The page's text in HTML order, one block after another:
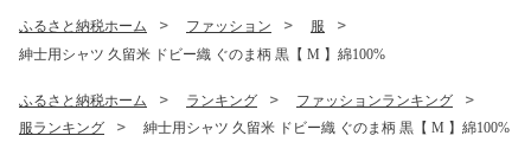
ふるさと納税ホーム ファッション
服
紳士用シャツ 久留米 ドビー織 ぐのま柄 黒【 M 】綿100%
ふるさと納税ホーム ランキング
ファッションランキング
服ランキング
紳士用シャツ 久留米 ドビー織 ぐのま柄 黒【 M 】綿100%